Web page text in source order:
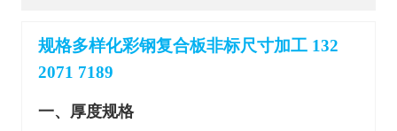
规格多样化彩钢复合板非标尺寸加工 132
2071 7189
一、 厚度规格